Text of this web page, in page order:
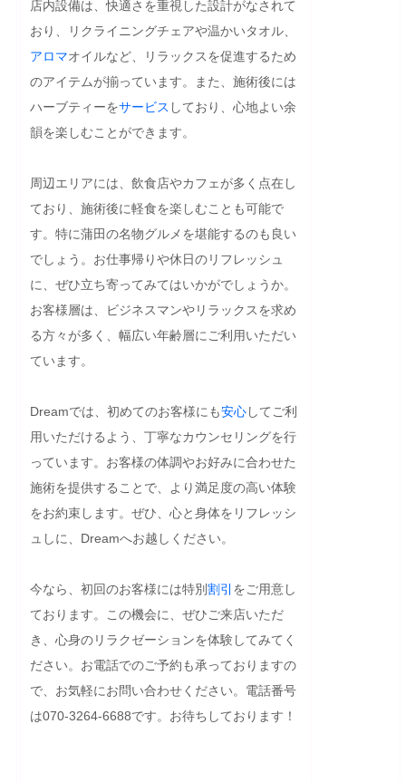
店内設備は、快適さを重視した設計がなされて
おり、リクライニングチェアや温かいタオル、
アロマオイルなど、リラックスを促進するため
のアイテムが揃っています。また、施術後には
ハーブティーをサービス しており、心地よい余
韻を楽しむことができます。
周辺エリアには、飲食店やカフェが多く点在し
ており、施術後に軽食を楽しむことも可能で
す。特に蒲田の名物グルメを堪能するのも良い
でしょう。お仕事帰りや休日のリフレッシュ
に、ぜひ立ち寄ってみてはいかがでしょうか。
お客様層は、ビジネスマンやリラックスを求め
る方々が多く、幅広い年齢層にご利用いただい
ています。
Dreamでは、初めてのお客様にも安心してご利
用いただけるよう、丁寧なカウンセリングを行
っています。お客様の体調やお好みに合わせた
施術を提供することで、より満足度の高い体験
をお約束します。ぜひ、心と身体をリフレッシ
ュしに、Dreamへお越しください。
今なら、初回のお客様には特別割引 をご用意し
ております。この機会に、ぜひご来店いただ
き、心身のリラクゼーションを体験してみてく
ださい。お電話でのご予約も承っておりますの
で、お気軽にお問い合わせください。電話番号
は070-3264-6688です。お待ちしております！